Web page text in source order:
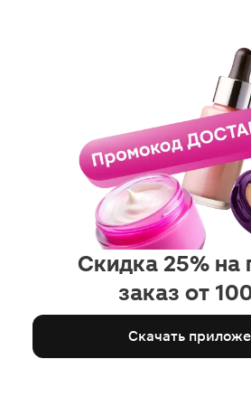
Скидка 25% на
заказ от
Скачать